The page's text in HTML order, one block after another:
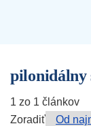
pilonidálny
1 zo 1 článkov
Zoradiť